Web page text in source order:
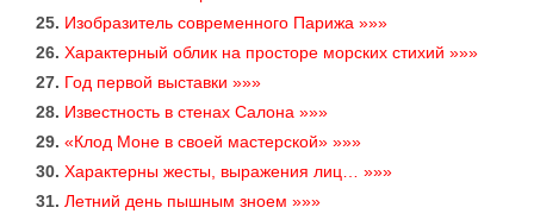
25. Изобразитель современного Парижа »»»
26. Характерный облик на просторе морских стихий »»»
27. Год первой выставки »»»
28. Известность в стенах Салона »»»
29. «Клод Моне в своей мастерской» »»»
30. Характерны жесты, выражения лиц… »»»
31. Летний день пышным зноем »»»